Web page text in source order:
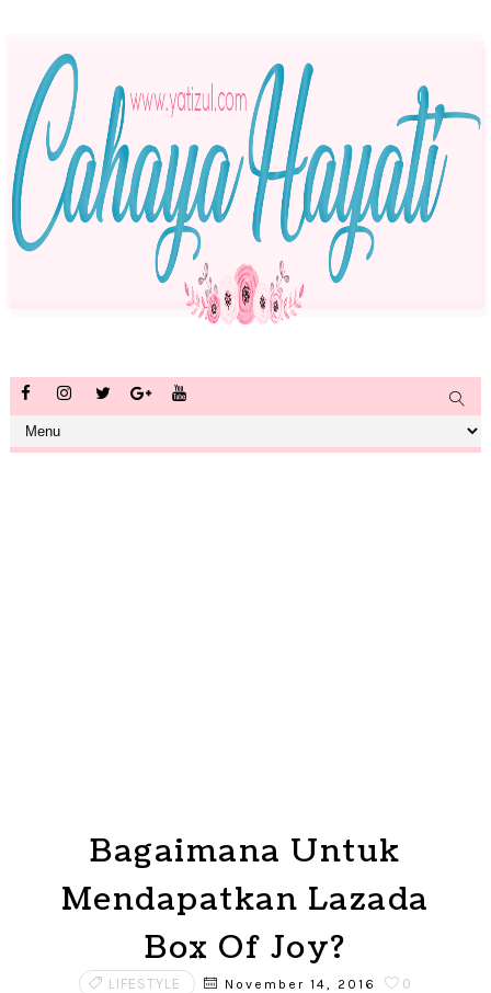
Bagaimana Untuk
Mendapatkan Lazada
Box Of Joy?
LIFESTYLE November 14, 2016 0